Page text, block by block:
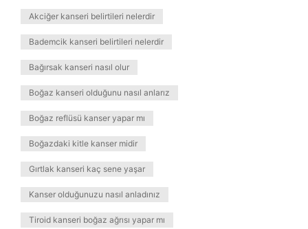
Akciğer kanseri belirtileri nelerdir
Bademcik kanseri belirtileri nelerdir
Bağırsak kanseri nasıl olur
Boğaz kanseri olduğunu nasıl anlarız
Boğaz reflüsü kanser yapar mı
Boğazdaki kitle kanser midir
Gırtlak kanseri kaç sene yaşar
Kanser olduğunuzu nasıl anladınız
Tiroid kanseri boğaz ağrısı yapar mı